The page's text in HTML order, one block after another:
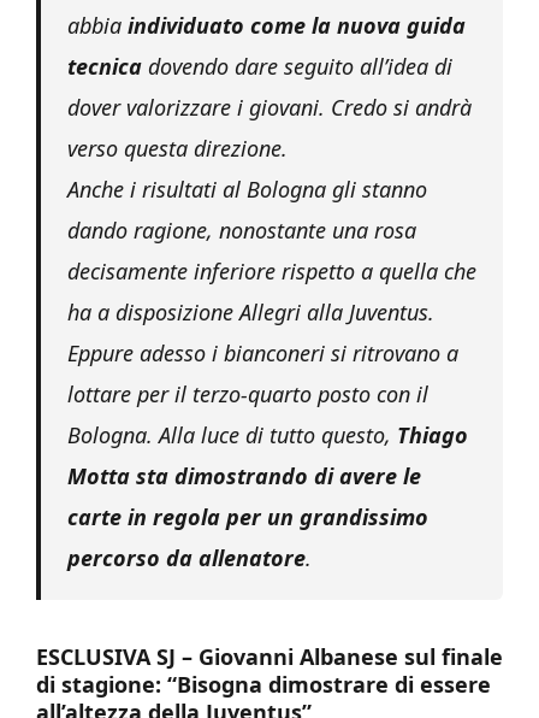
abbia individuato come la nuova guida
tecnica dovendo dare seguito all’idea di
dover valorizzare i giovani. Credo si andrà
verso questa direzione.
Anche i risultati al Bologna gli stanno
dando ragione, nonostante una rosa
decisamente inferiore rispetto a quella che
ha a disposizione Allegri alla Juventus.
Eppure adesso i bianconeri si ritrovano a
lottare per il terzo-quarto posto con il
Bologna. Alla luce di tutto questo, Thiago
Motta sta dimostrando di avere le
carte in regola per un grandissimo
percorso da allenatore.
ESCLUSIVA SJ – Giovanni Albanese sul finale
di stagione: “Bisogna dimostrare di essere
all’altezza della Juventus”